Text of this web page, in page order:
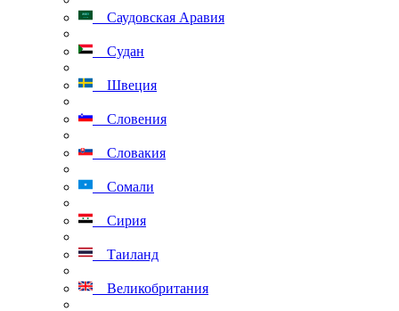
Саудовская Аравия
Судан
Швеция
Словения
Словакия
Сомали
Сирия
Таиланд
Великобритания